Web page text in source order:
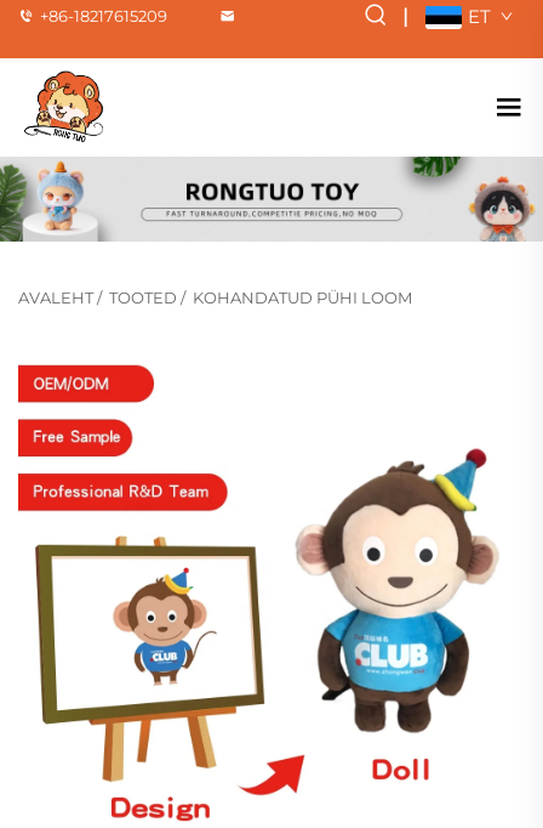
+86-18217615209 | ET
AVALEHT/ TOOTED / KOHANDATUD PÜHI LOOM